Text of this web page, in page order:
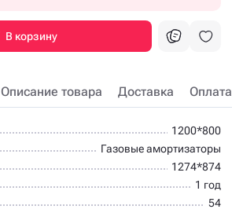
В корзину
Описание товара Доставка Оплата
1200*800
Газовые амортизаторы
1274*874
1 год
54